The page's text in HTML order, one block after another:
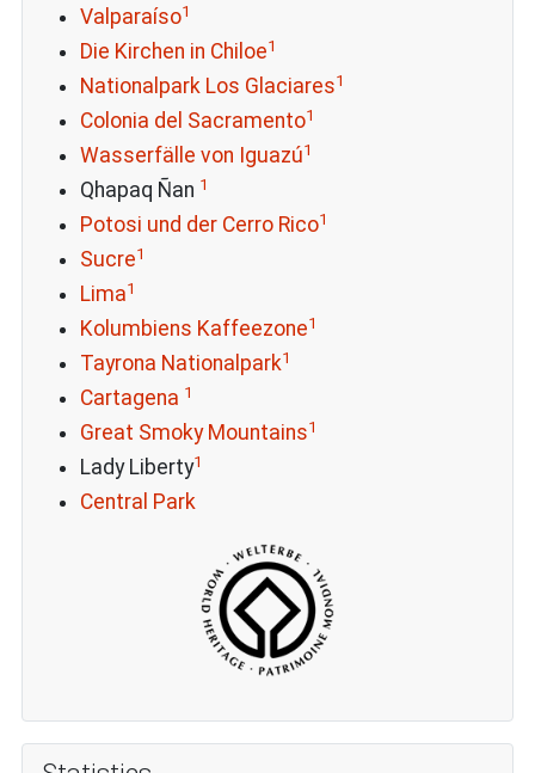
Valparaíso1
Die Kirchen in Chiloe1
Nationalpark Los Glaciares1
Colonia del Sacramento1
Wasserfälle von Iguazú1
Qhapaq Ñan 1
Potosi und der Cerro Rico1
Sucre1
Lima1
Kolumbiens Kaffeezone1
Tayrona Nationalpark1
Cartagena 1
Great Smoky Mountains1
Lady Liberty1
Central Park